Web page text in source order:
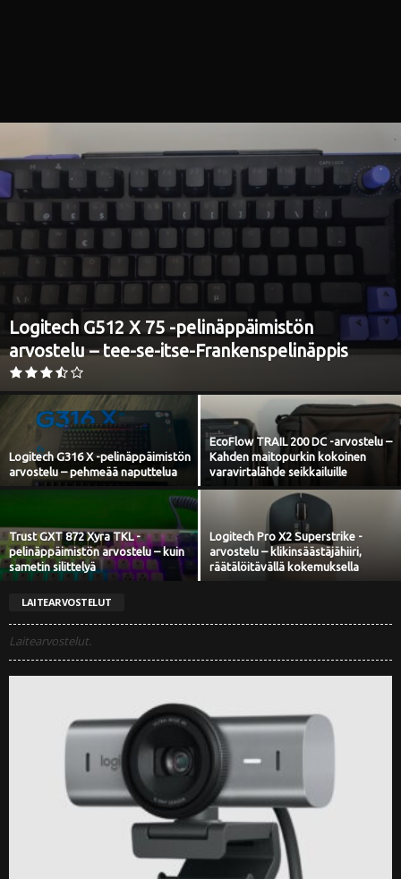
Logitech G512 X 75 -pelinäppäimistön
arvostelu – tee-se-itse-Frankenspelinäppis
Logitech G316 X -pelinäppäimistön
arvostelu – pehmeää naputtelua
EcoFlow TRAIL 200 DC -arvostelu –
Kahden maitopurkin kokoinen
varavirtalähde seikkailuille
Trust GXT 872 Xyra TKL -
pelinäppäimistön arvostelu – kuin
sametin silittelyä
Logitech Pro X2 Superstrike -
arvostelu – klikinsäästäjähiiri,
räätälöitävällä kokemuksella
LAITEARVOSTELUT
Laitearvostelut.